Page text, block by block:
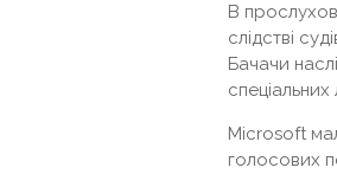
В
слідстві
Бачачи
Microsoft
голосових